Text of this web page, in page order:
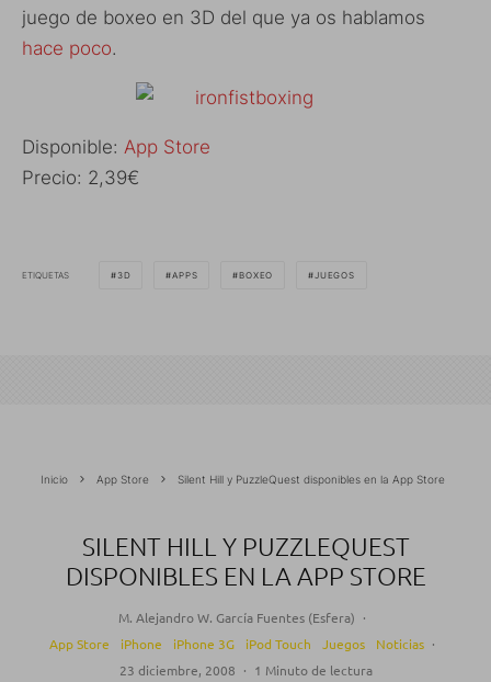
juego de boxeo en 3D del que ya os hablamos
hace poco.
Disponible: App Store
Precio: 2,39€
ETIQUETAS 3D APPS BOXEO JUEGOS
Inicio App Store Silent Hill y PuzzleQuest disponibles en la App Store
SILENT HILL Y PUZZLEQUEST
DISPONIBLES EN LA APP STORE
M. Alejandro W. García Fuentes (Esfera) ·
App Store
iPhone iPhone 3G iPod Touch Juegos Noticias ·
23 diciembre, 2008 · 1 Minuto de lectura